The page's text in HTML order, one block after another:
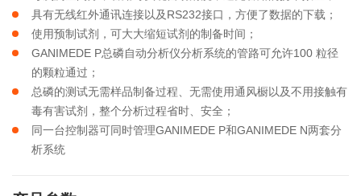
具有无线红外通讯连接以及RS232接口，方便了数据的下载；
使用预制试剂，可大大缩短试剂的制备时间；
GANIMEDE P总磷自动分析仪分析系统的管路可允许100 粒径
的颗粒通过；
总磷的测试无需样品制备过程、无需使用通风橱以及不用接触有
毒有害试剂，整个分析过程省时、安全；
同一台控制器可同时管理GANIMEDE P和GANIMEDE N两套分
析系统